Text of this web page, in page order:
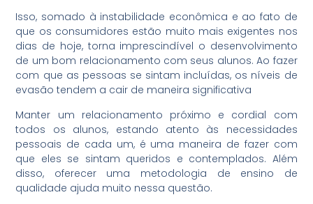
Isso, somado à instabilidade econômica e ao fato de
que os consumidores estão muito mais exigentes nos
dias de hoje, torna imprescindível o desenvolvimento
de um bom relacionamento com seus alunos. Ao fazer
com que as pessoas se sintam incluídas, os níveis de
evasão tendem a cair de maneira significativa
Manter um relacionamento próximo e cordial com
todos os alunos, estando atento às necessidades
pessoais de cada um, é uma maneira de fazer com
que eles se sintam queridos e contemplados. Além
disso, oferecer uma metodologia de ensino de
qualidade ajuda muito nessa questão.